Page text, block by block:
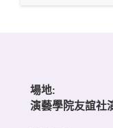
場地:
演藝學院友誼社